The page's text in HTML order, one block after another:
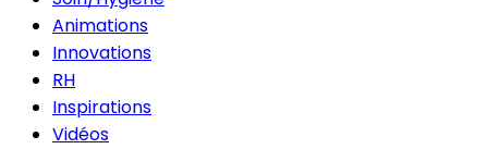
Animations
Innovations
RH
Inspirations
Vidéos